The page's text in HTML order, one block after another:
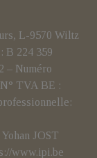
L-9570 Wiltz
B 224 359
– Numéro
TVA BE :
JOST
www.ipi.be